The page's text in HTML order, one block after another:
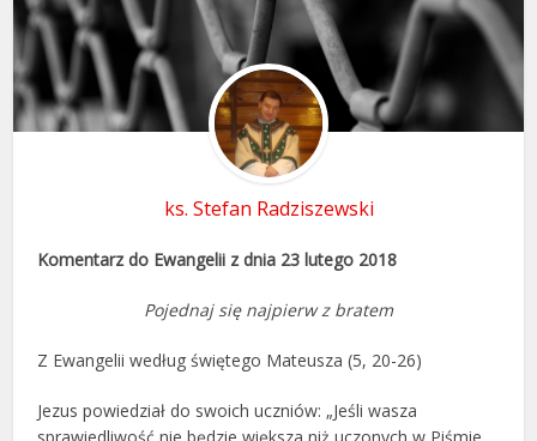
ks. Stefan Radziszewski
Komentarz do Ewangelii z dnia 23 lutego 2018
Pojednaj się najpierw z bratem
Z Ewangelii według świętego Mateusza (5, 20-26)
Jezus powiedział do swoich uczniów: „Jeśli wasza